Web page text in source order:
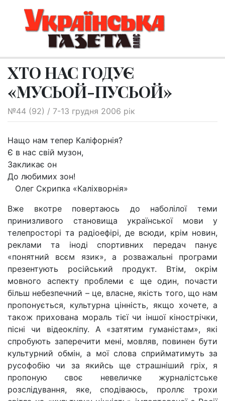
ХТО НАС ГОДУЄ
«МУСЬОЙ-ПУСЬОЙ»
№44 (92) / 7-13 грудня 2006 рік
Нащо нам тепер Каліфорнія?
Є в нас свій музон,
Закликає он
До любимих зон!
Олег Скрипка «Каліхворнія»
Вже вкотре повертаюсь до наболілої теми
принизливого становища української мови у
телепросторі та радіоефірі, де всюди, крім новин,
реклами та іноді спортивних передач панує
«понятний всєм язик», а розважальні програми
презентують російський продукт. Втім, окрім
мовного аспекту проблеми є ще один, почасти
більш небезпечний – це, власне, якість того, що нам
пропонується, культурна цінність, якщо хочете, а
також прихована мораль тієї чи іншої кінострічки,
пісні чи відеокліпу. А «затятим гуманістам», які
спробують заперечити мені, мовляв, повинен бути
культурний обмін, а мої слова сприйматимуть за
русофобію чи за якийсь ще страшніший гріх, я
пропоную своє невеличке журналістське
розслідування, яке, сподіваюсь, проллє трохи